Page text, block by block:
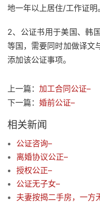
地一年以上居住/工作证明。
2、公证书用于美国、韩
等国，需要同时加做译文
添加该公证事项。
上一篇： 加工合同公证–
下一篇： 婚前公证–
相关新闻
公证咨询–
离婚协议公正–
授权公正–
公证无子女–
夫妻按揭二手房，一方